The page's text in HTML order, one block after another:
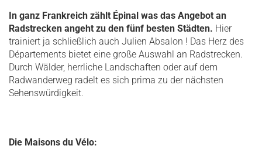
In ganz Frankreich zählt Épinal was das Angebot an
Radstrecken angeht zu den fünf besten Städten. Hier
trainiert ja schließlich auch Julien Absalon ! Das Herz des
Départements bietet eine große Auswahl an Radstrecken.
Durch Wälder, herrliche Landschaften oder auf dem
Radwanderweg radelt es sich prima zu der nächsten
Sehenswürdigkeit.
Die Maisons du Vélo: